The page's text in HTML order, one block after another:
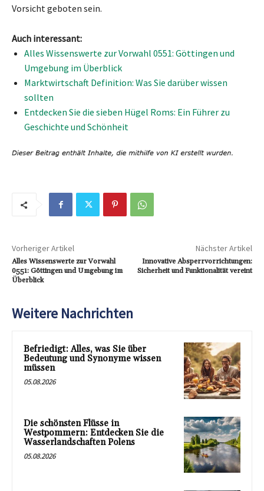
Vorsicht geboten sein.
Auch interessant:
Alles Wissenswerte zur Vorwahl 0551: Göttingen und
Umgebung im Überblick
Marktwirtschaft Definition: Was Sie darüber wissen
sollten
Entdecken Sie die sieben Hügel Roms: Ein Führer zu
Geschichte und Schönheit
Vorheriger Artikel
Alles Wissenswerte zur Vorwahl
0551: Göttingen und Umgebung im
Überblick
Nächster Artikel
Innovative Absperrvorrichtungen:
Sicherheit und Funktionalität vereint
Weitere Nachrichten
Befriedigt: Alles, was Sie über
Bedeutung und Synonyme wissen
müssen
05.08.2026
Die schönsten Flüsse in
Westpommern: Entdecken Sie die
Wasserlandschaften Polens
05.08.2026